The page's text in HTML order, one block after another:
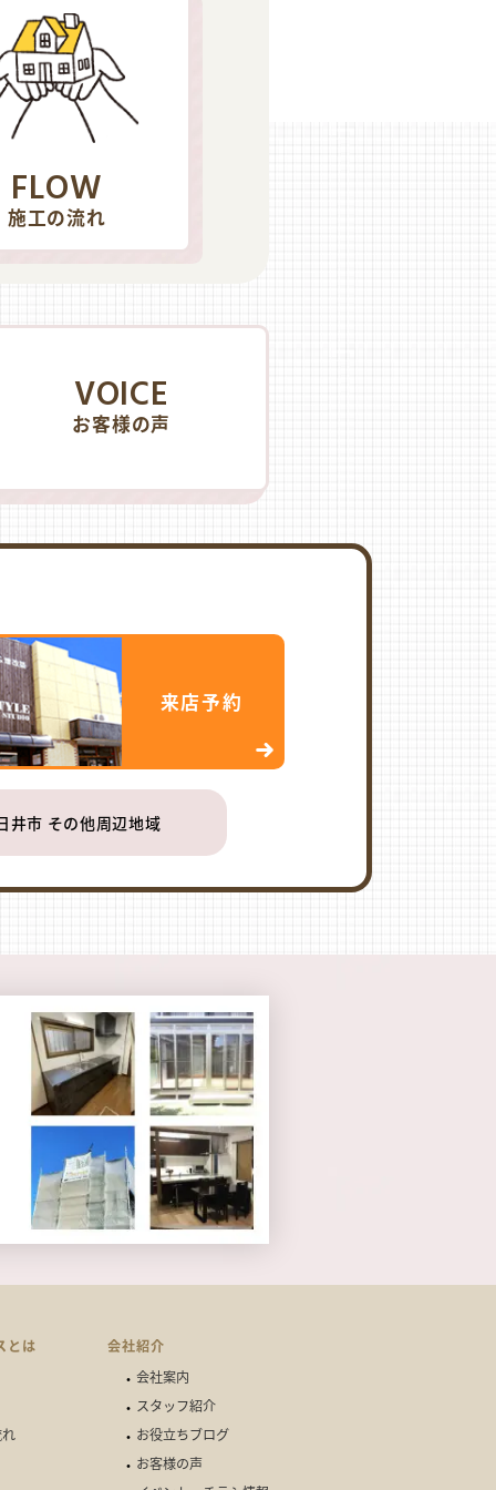
FLOW
施工の流れ
VOICE
お客様の声
来店予約
井市 その他周辺地域
とは
会社紹介
会社案内
スタッフ紹介
お役立ちブログ
お客様の声